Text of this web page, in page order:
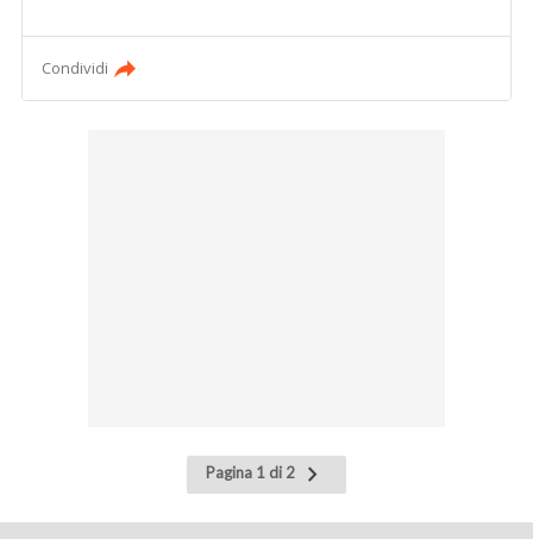
Condividi
Pagina 1 di 2
Pagina
successiva